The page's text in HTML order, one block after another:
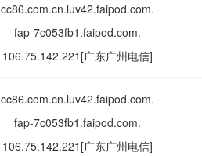
cc86.com.cn.luv42.faipod.com.
fap-7c053fb1.faipod.com.
106.75.142.221[广东广州电信]
cc86.com.cn.luv42.faipod.com.
fap-7c053fb1.faipod.com.
106.75.142.221[广东广州电信]